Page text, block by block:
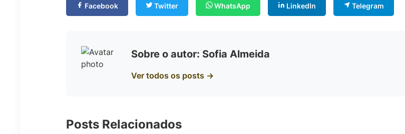
Facebook Twitter WhatsApp LinkedIn Telegram
Sobre o autor: Sofia Almeida
Ver todos os posts →
Posts Relacionados